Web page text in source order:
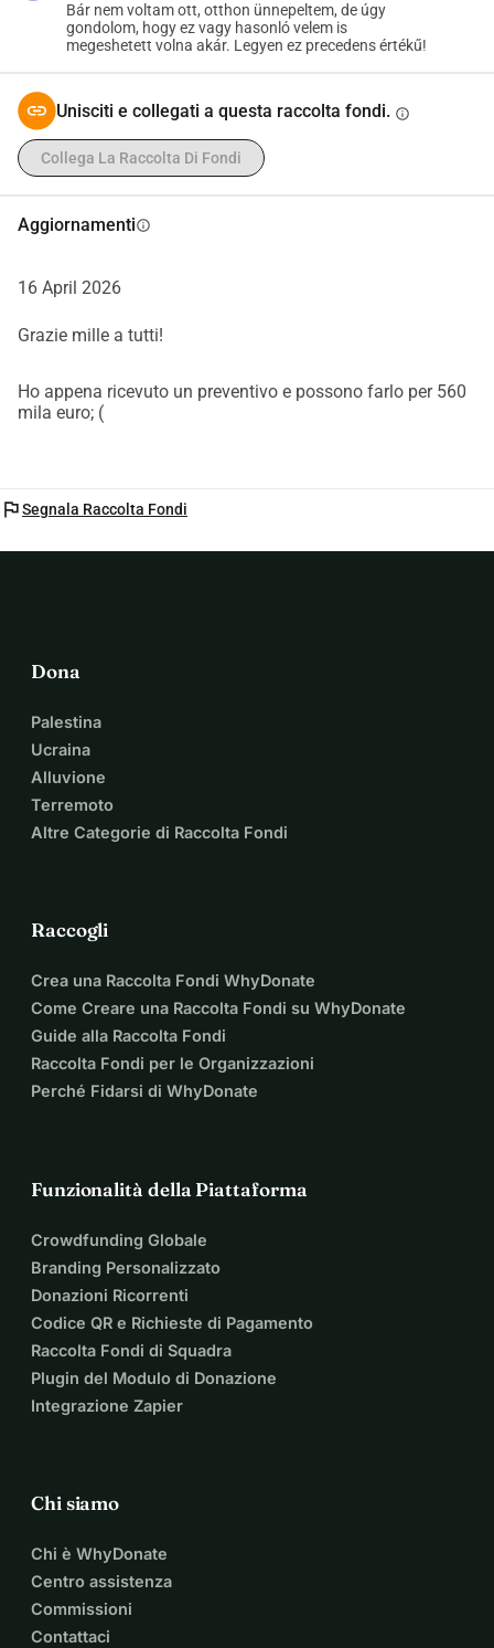
Bár nem voltam ott, otthon ünnepeltem, de úgy
gondolom, hogy ez vagy hasonló velem is
megeshetett volna akár. Legyen ez precedens értékű!
Unisciti e collegati a questa raccolta fondi. info
Collega La Raccolta Di Fondi
Aggiornamentiinfo
16 April 2026
Grazie mille a tutti!
Ho appena ricevuto un preventivo e possono farlo per 560
mila euro; (
flagSegnala Raccolta Fondi
Dona
Palestina
Ucraina
Alluvione
Terremoto
Altre Categorie di Raccolta Fondi
Raccogli
Crea una Raccolta Fondi WhyDonate
Come Creare una Raccolta Fondi su WhyDonate
Guide alla Raccolta Fondi
Raccolta Fondi per le Organizzazioni
Perché Fidarsi di WhyDonate
Funzionalità della Piattaforma
Crowdfunding Globale
Branding Personalizzato
Donazioni Ricorrenti
Codice QR e Richieste di Pagamento
Raccolta Fondi di Squadra
Plugin del Modulo di Donazione
Integrazione Zapier
Chi siamo
Chi è WhyDonate
Centro assistenza
Commissioni
Contattaci